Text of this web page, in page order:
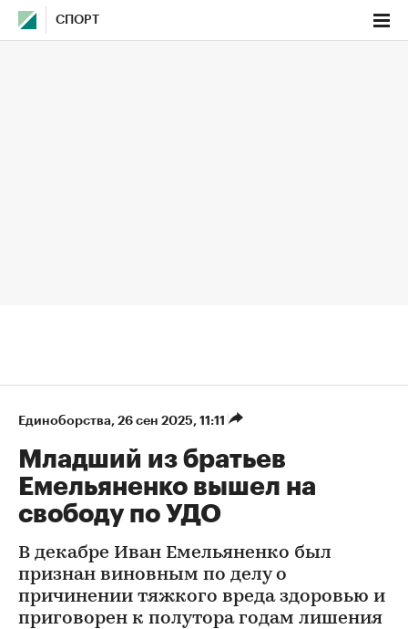
СПОРТ
Единоборства⁠, 26 сен 2025, 11:11
Младший из братьев
Емельяненко вышел на
свободу по УДО
В декабре Иван Емельяненко был
признан виновным по делу о
причинении тяжкого вреда здоровью и
приговорен к полутора годам лишения